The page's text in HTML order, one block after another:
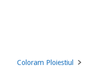
Coloram Ploiestiul